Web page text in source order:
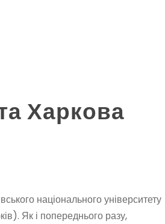
Харкова
національного університету
Як і попереднього разу,